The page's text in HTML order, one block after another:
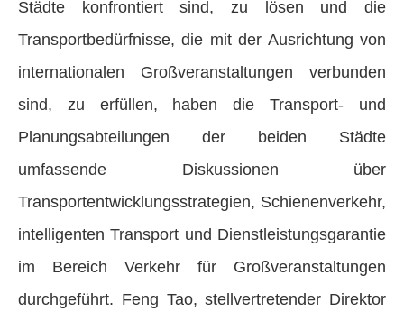
Städte konfrontiert sind, zu lösen und die
Transportbedürfnisse, die mit der Ausrichtung von
internationalen Großveranstaltungen verbunden
sind, zu erfüllen, haben die Transport- und
Planungsabteilungen der beiden Städte
umfassende Diskussionen über
Transportentwicklungsstrategien, Schienenverkehr,
intelligenten Transport und Dienstleistungsgarantie
im Bereich Verkehr für Großveranstaltungen
durchgeführt. Feng Tao, stellvertretender Direktor